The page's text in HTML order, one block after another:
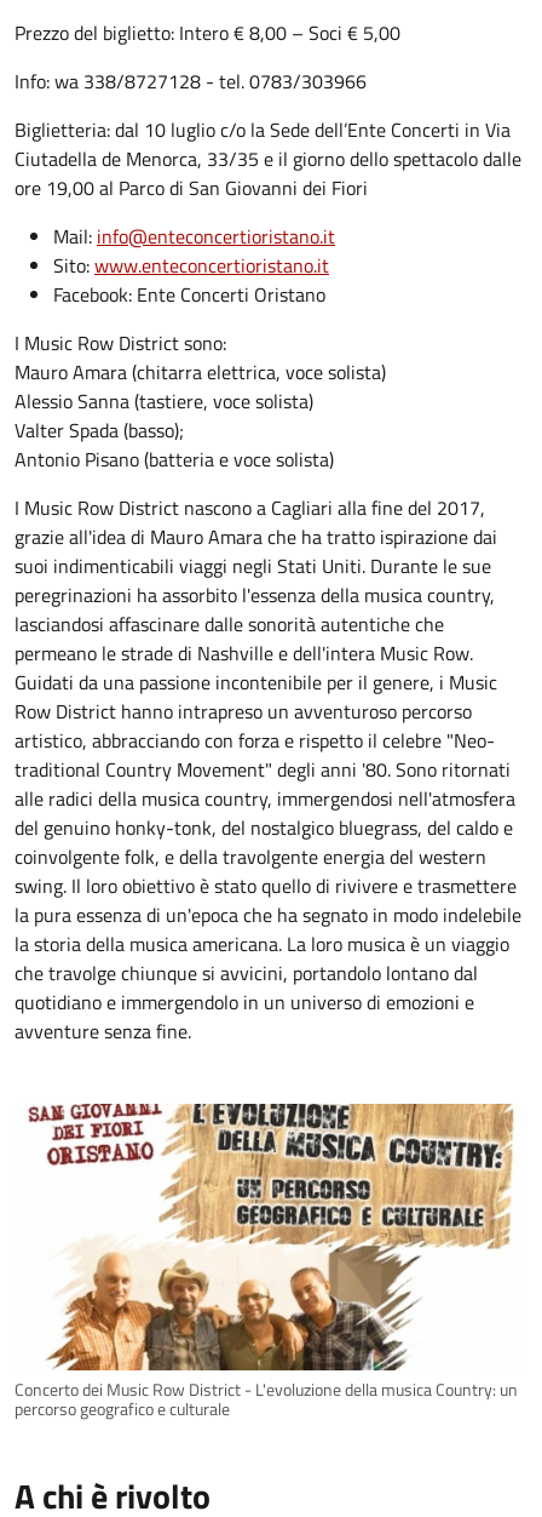
Prezzo del biglietto: Intero € 8,00 – Soci € 5,00
Info: wa 338/8727128 - tel. 0783/303966
Biglietteria: dal 10 luglio c/o la Sede dell’Ente Concerti in Via
Ciutadella de Menorca, 33/35 e il giorno dello spettacolo dalle
ore 19,00 al Parco di San Giovanni dei Fiori
Mail: info@enteconcertioristano.it
Sito:www.enteconcertioristano.it
Facebook: Ente Concerti Oristano
I Music Row District sono:
Mauro Amara (chitarra elettrica, voce solista)
Alessio Sanna (tastiere, voce solista)
Valter Spada (basso);
Antonio Pisano (batteria e voce solista)
I Music Row District nascono a Cagliari alla fine del 2017,
grazie all'idea di Mauro Amara che ha tratto ispirazione dai
suoi indimenticabili viaggi negli Stati Uniti. Durante le sue
peregrinazioni ha assorbito l'essenza della musica country,
lasciandosi affascinare dalle sonorità autentiche che
permeano le strade di Nashville e dell'intera Music Row.
Guidati da una passione incontenibile per il genere, i Music
Row District hanno intrapreso un avventuroso percorso
artistico, abbracciando con forza e rispetto il celebre "Neo-
traditional Country Movement" degli anni '80. Sono ritornati
alle radici della musica country, immergendosi nell'atmosfera
del genuino honky-tonk, del nostalgico bluegrass, del caldo e
coinvolgente folk, e della travolgente energia del western
swing. Il loro obiettivo è stato quello di rivivere e trasmettere
la pura essenza di un'epoca che ha segnato in modo indelebile
la storia della musica americana. La loro musica è un viaggio
che travolge chiunque si avvicini, portandolo lontano dal
quotidiano e immergendolo in un universo di emozioni e
avventure senza fine.
Concerto dei Music Row District - L'evoluzione della musica Country: un
percorso geografico e culturale
A chi è rivolto